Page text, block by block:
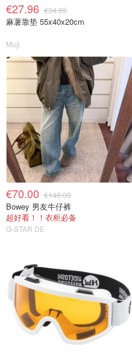
€27.96 €34.95
麻薯靠垫 55x40x20cm
Muji
€70.00 €140.00
Bowey 男友牛仔裤
超好看！！衣柜必备
G-STAR DE